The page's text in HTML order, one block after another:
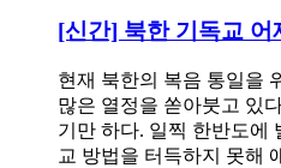
[신간] 북한 기독교 어
현재 북한의 복음 통일을
많은 열정을 쏟아붓고 있
기만 하다. 일찍 한반도에
교 방법을 터득하지 못해